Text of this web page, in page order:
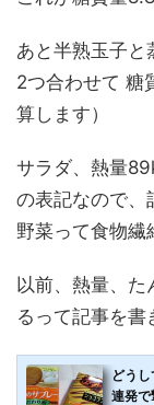
あと半熟玉子
2つ合わせて 糖
算します）
サラダ、熱量
の表記なので、
野菜って食物繊
以前、熱量、た
るって記事を書
どう
連発